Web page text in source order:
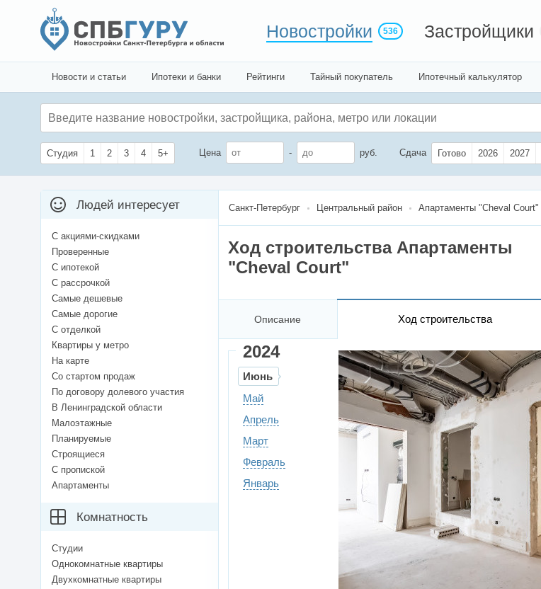
Новостройки 536 Застройщики
Новости и статьи Ипотеки и банки Рейтинги Тайный покупатель Ипотечный калькулятор
Студия 1 2 3 4 5+ Цена - руб. Сдача Готово 2026 2027
Санкт-Петербург Центральный район Апартаменты "Cheval Court"
Ход строительства Апартаменты
"Cheval Court"
Описание Ход строительства
2024
Июнь
Май
Апрель
Март
Февраль
Январь
Людей интересует
С акциями-скидками
Проверенные
С ипотекой
С рассрочкой
Самые дешевые
Самые дорогие
С отделкой
Квартиры у метро
На карте
Со стартом продаж
По договору долевого участия
В Ленинградской области
Малоэтажные
Планируемые
Строящиеся
С пропиской
Апартаменты
Комнатность
Студии
Однокомнатные квартиры
Двухкомнатные квартиры